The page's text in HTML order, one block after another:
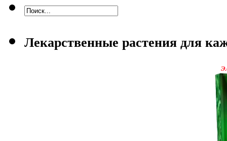
Лекарственные растения для